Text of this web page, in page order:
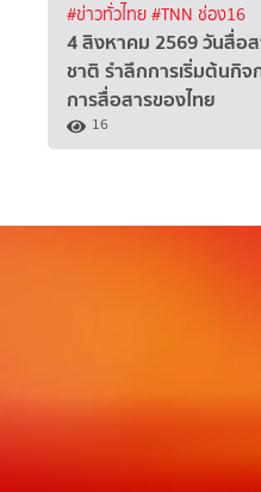
#ข่าวทั่วไทย#TNN ช่อง16
4 สิงหาคม 2569 วันสื่อ
ชาติ รำลึกการเริ่มต้นกิจ
การสื่อสารของไทย
16